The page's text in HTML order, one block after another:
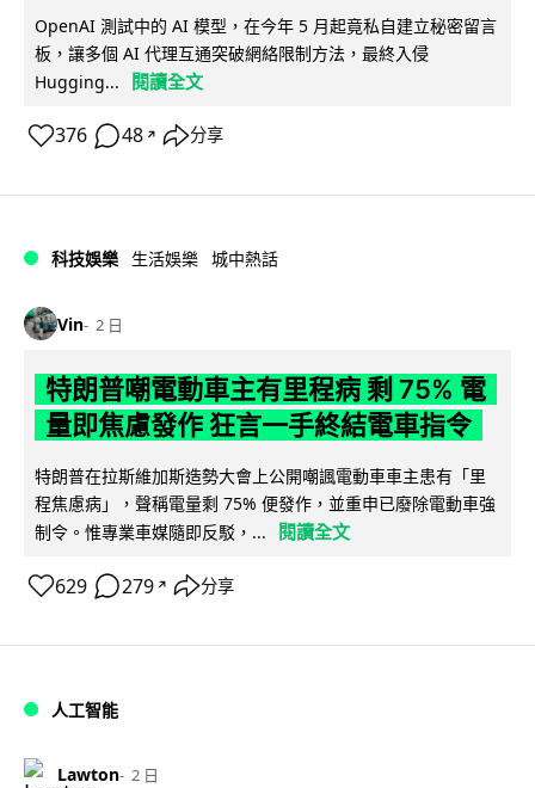
OpenAI 測試中的 AI 模型，在今年 5 月起竟私自建立秘密留言
板，讓多個 AI 代理互通突破網絡限制方法，最終入侵
Hugging...
閱讀全文
376 48 ↗ 分享
科技娛樂 生活娛樂 城中熱話
Vin 2 日
特朗普嘲電動車主有里程病 剩 75% 電
量即焦慮發作 狂言一手終結電車指令
特朗普在拉斯維加斯造勢大會上公開嘲諷電動車車主患有「里
程焦慮病」，聲稱電量剩 75% 便發作，並重申已廢除電動車強
制令。惟專業車媒隨即反駁，...
閱讀全文
629 279 ↗ 分享
人工智能
Lawton 2 日